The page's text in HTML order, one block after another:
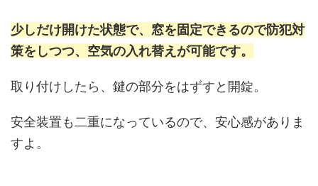
少しだけ開けた状態で、窓を固定できるので防犯対
策をしつつ、空気の入れ替えが可能です。
取り付けしたら、鍵の部分をはずすと開錠。
安全装置も二重になっているので、安心感がありま
すよ。